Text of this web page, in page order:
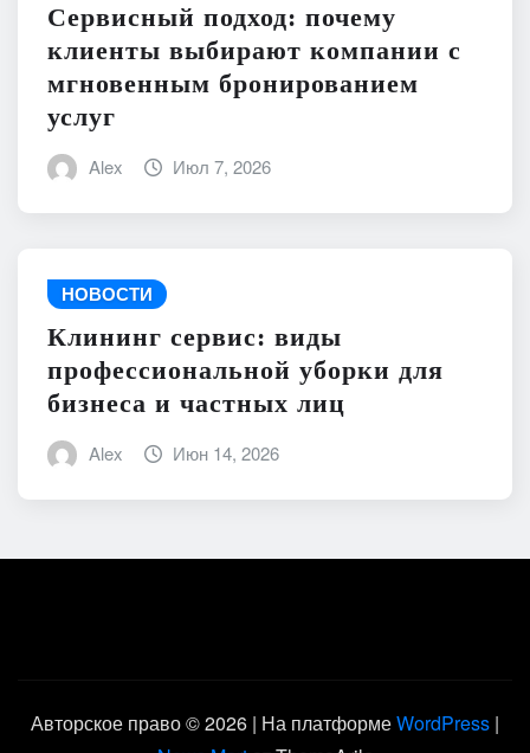
Сервисный подход: почему
клиенты выбирают компании с
мгновенным бронированием
услуг
Alex Июл 7, 2026
НОВОСТИ
Клининг сервис: виды
профессиональной уборки для
бизнеса и частных лиц
Alex Июн 14, 2026
Авторское право © 2026 | На платформеWordPress |